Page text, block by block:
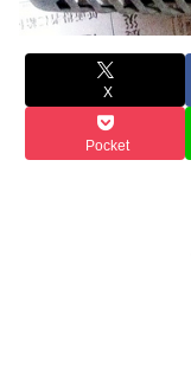
X
Pocket